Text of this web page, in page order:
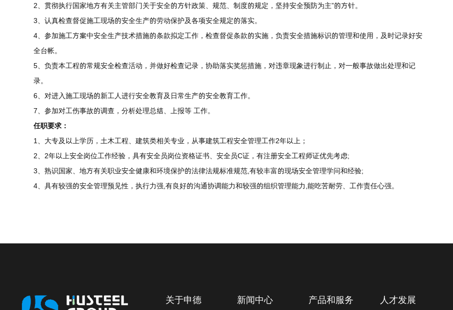
2、贯彻执行国家地方有关主管部门关于安全的方针政策、规范、制度的规定，坚持安全预防为主”的方针。
3、认真检查督促施工现场的安全生产的劳动保护及各项安全规定的落实。
4、参加施工方案中安全生产技术措施的条款拟定工作，检查督促条款的实施，负责安全措施标识的管理和使用，及时记录好安
全台帐。
5、负责本工程的常规安全检查活动，并做好检查记录，协助落实奖惩措施，对违章现象进行制止，对一般事故做出处理和记
录。
6、对进入施工现场的新工人进行安全教育及日常生产的安全教育工作。
7、参加对工伤事故的调查，分析处理总结、上报等 工作。
任职要求：
1、大专及以上学历，土木工程、建筑类相关专业，从事建筑工程安全管理工作2年以上；
2、2年以上安全岗位工作经验，具有安全员岗位资格证书、安全员C证，有注册安全工程师证优先考虑;
3、熟识国家、地方有关职业安全健康和环境保护的法律法规标准规范,有较丰富的现场安全管理学问和经验;
4、具有较强的安全管理预见性，执行力强,有良好的沟通协调能力和较强的组织管理能力,能吃苦耐劳、工作责任心强。
关于申德 新闻中心 产品和服务 人才发展